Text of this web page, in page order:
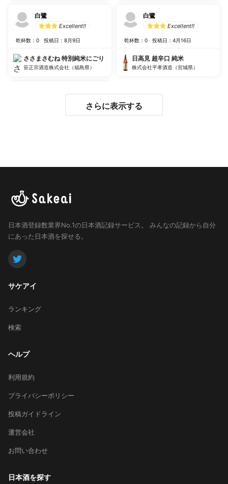
白鷺
Excellent!!
乾杯数：0 投稿日：8月9日
ささまさむね 特別純米にごり
笹正宗酒造株式会社（福島県）
白鷺
Excellent!!
乾杯数：0 投稿日：4月16日
日高見 超辛口 純米
株式会社平孝酒造（宮城県）
さらに表示する
日本酒登録数業界No.1の日本酒記録サービス。
みんなの記録から自分
にあった日本酒を探せる。
サケアイ
ランキング
検索
ヘルプ
利用規約
プライバシーポリシー
投稿ガイドライン
運営会社
お問い合わせ
日本酒を探す